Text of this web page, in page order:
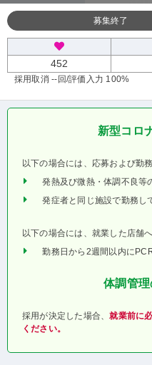
募集終了
452
採用取消 --回/評価入力 100%
新型コロ
以下の場合には、応募および勤
発熱及び微熱・体調不良等
発症者と同じ施設で勤務し
以下の場合には、就業した店舗
勤務日から2週間以内に
体調管
採用が決定した場合、就業前に
ください。